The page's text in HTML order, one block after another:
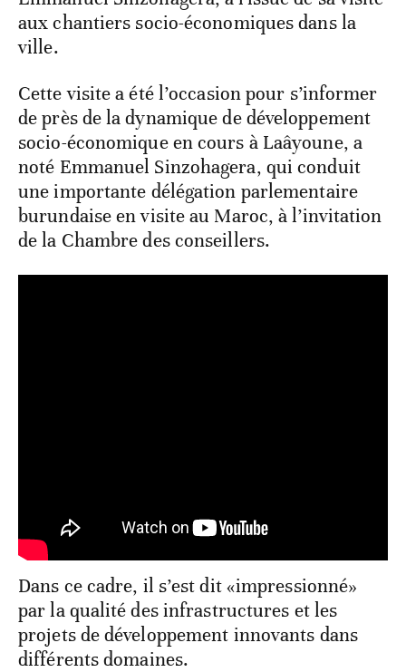
aux chantiers socio-économiques dans la
ville.
Cette visite a été l’occasion pour s’informer
de près de la dynamique de développement
socio-économique en cours à Laâyoune, a
noté Emmanuel Sinzohagera, qui conduit
une importante délégation parlementaire
burundaise en visite au Maroc, à l’invitation
de la Chambre des conseillers.
Dans ce cadre, il s’est dit «impressionné»
par la qualité des infrastructures et les
projets de développement innovants dans
différents domaines.